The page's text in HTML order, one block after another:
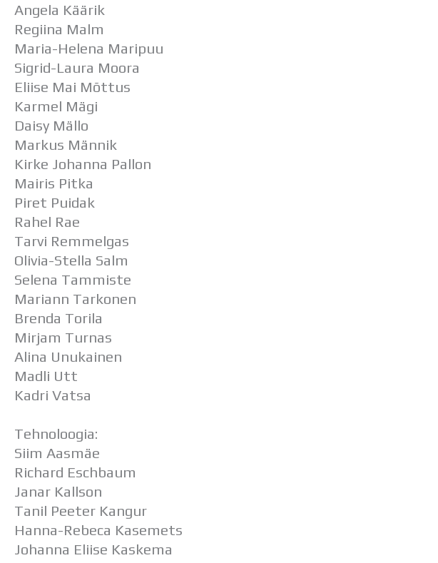
Angela Käärik
Regiina Malm
Maria-Helena Maripuu
Sigrid-Laura Moora
Eliise Mai Mõttus
Karmel Mägi
Daisy Mällo
Markus Männik
Kirke Johanna Pallon
Mairis Pitka
Piret Puidak
Rahel Rae
Tarvi Remmelgas
Olivia-Stella Salm
Selena Tammiste
Mariann Tarkonen
Brenda Torila
Mirjam Turnas
Alina Unukainen
Madli Utt
Kadri Vatsa
Tehnoloogia:
Siim Aasmäe
Richard Eschbaum
Janar Kallson
Tanil Peeter Kangur
Hanna-Rebeca Kasemets
Johanna Eliise Kaskema